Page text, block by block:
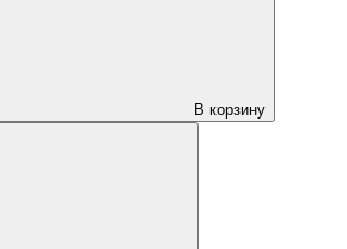
В корзину